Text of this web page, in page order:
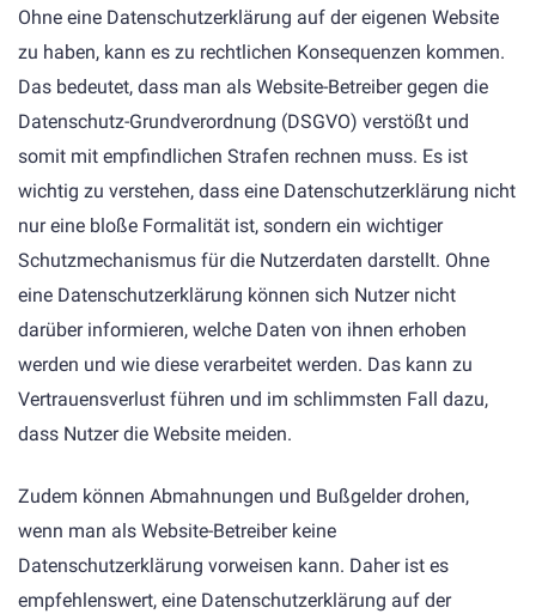
Ohne eine Datenschutzerklärung auf der eigenen Website
zu haben, kann es zu rechtlichen Konsequenzen kommen.
Das bedeutet, dass man als Website-Betreiber gegen die
Datenschutz-Grundverordnung (DSGVO) verstößt und
somit mit empfindlichen Strafen rechnen muss. Es ist
wichtig zu verstehen, dass eine Datenschutzerklärung nicht
nur eine bloße Formalität ist, sondern ein wichtiger
Schutzmechanismus für die Nutzerdaten darstellt. Ohne
eine Datenschutzerklärung können sich Nutzer nicht
darüber informieren, welche Daten von ihnen erhoben
werden und wie diese verarbeitet werden. Das kann zu
Vertrauensverlust führen und im schlimmsten Fall dazu,
dass Nutzer die Website meiden.
Zudem können Abmahnungen und Bußgelder drohen,
wenn man als Website-Betreiber keine
Datenschutzerklärung vorweisen kann. Daher ist es
empfehlenswert, eine Datenschutzerklärung auf der